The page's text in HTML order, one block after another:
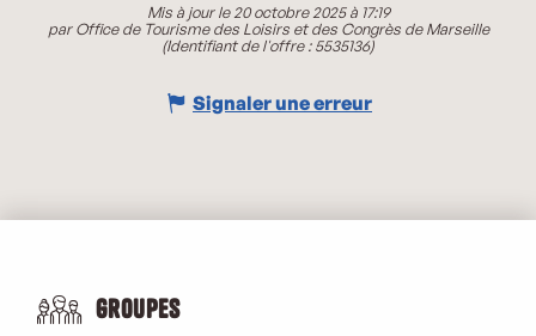
Mis à jour le 20 octobre 2025 à 17:19
par Office de Tourisme des Loisirs et des Congrès de Marseille
(Identifiant de l'offre :5535136)
Signaler une erreur
Groupes